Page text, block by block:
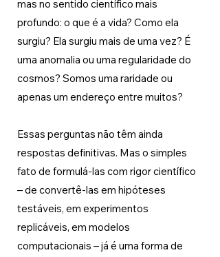
mas no sentido científico mais
profundo: o que é a vida? Como ela
surgiu? Ela surgiu mais de uma vez? É
uma anomalia ou uma regularidade do
cosmos? Somos uma raridade ou
apenas um endereço entre muitos?
Essas perguntas não têm ainda
respostas definitivas. Mas o simples
fato de formulá-las com rigor científico
– de convertê-las em hipóteses
testáveis, em experimentos
replicáveis, em modelos
computacionais – já é uma forma de